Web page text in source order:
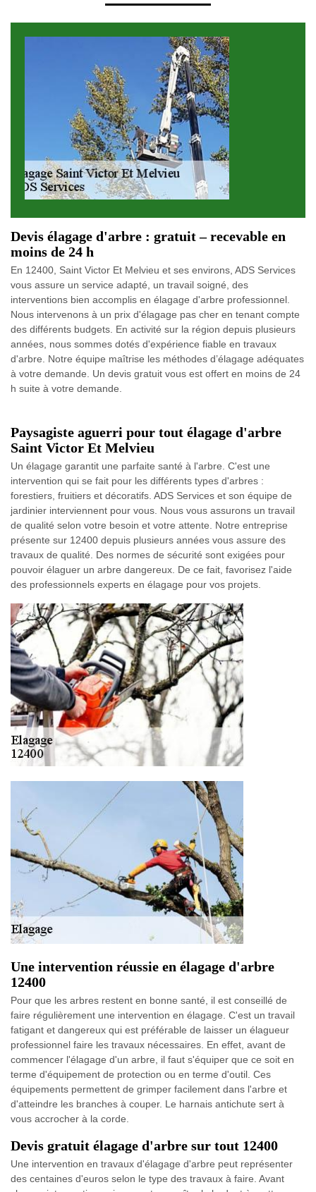
Devis élagage d'arbre : gratuit – recevable en
moins de 24 h
En 12400, Saint Victor Et Melvieu et ses environs, ADS Services
vous assure un service adapté, un travail soigné, des
interventions bien accomplis en élagage d'arbre professionnel.
Nous intervenons à un prix d'élagage pas cher en tenant compte
des différents budgets. En activité sur la région depuis plusieurs
années, nous sommes dotés d'expérience fiable en travaux
d'arbre. Notre équipe maîtrise les méthodes d’élagage adéquates
à votre demande. Un devis gratuit vous est offert en moins de 24
h suite à votre demande.
Paysagiste aguerri pour tout élagage d'arbre
Saint Victor Et Melvieu
Un élagage garantit une parfaite santé à l'arbre. C'est une
intervention qui se fait pour les différents types d'arbres :
forestiers, fruitiers et décoratifs. ADS Services et son équipe de
jardinier interviennent pour vous. Nous vous assurons un travail
de qualité selon votre besoin et votre attente. Notre entreprise
présente sur 12400 depuis plusieurs années vous assure des
travaux de qualité. Des normes de sécurité sont exigées pour
pouvoir élaguer un arbre dangereux. De ce fait, favorisez l'aide
des professionnels experts en élagage pour vos projets.
Une intervention réussie en élagage d'arbre
12400
Pour que les arbres restent en bonne santé, il est conseillé de
faire régulièrement une intervention en élagage. C'est un travail
fatigant et dangereux qui est préférable de laisser un élagueur
professionnel faire les travaux nécessaires. En effet, avant de
commencer l'élagage d'un arbre, il faut s'équiper que ce soit en
terme d'équipement de protection ou en terme d'outil. Ces
équipements permettent de grimper facilement dans l'arbre et
d'atteindre les branches à couper. Le harnais antichute sert à
vous accrocher à la corde.
Devis gratuit élagage d'arbre sur tout 12400
Une intervention en travaux d'élagage d'arbre peut représenter
des centaines d'euros selon le type des travaux à faire. Avant